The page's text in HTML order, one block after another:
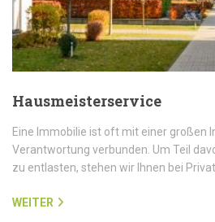
Hausmeisterservice
Eine Immobilie ist oft mit einer großen
Verantwortung verbunden. Um Teil
zu entlasten, stehen wir Ihnen bei
WEITER